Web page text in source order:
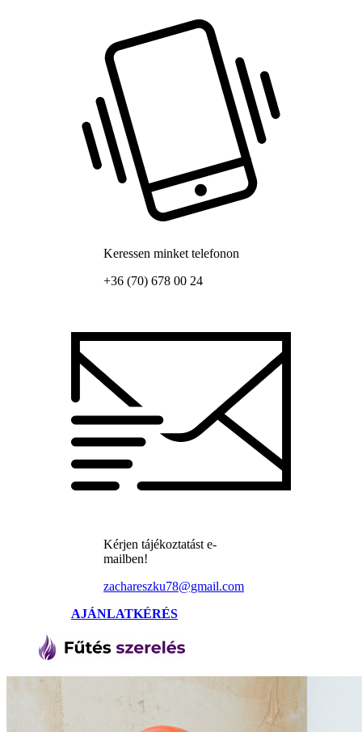
Keressen minket telefonon
+36 (70) 678 00 24
Kérjen tájékoztatást e-
mailben!
zachareszku78@gmail.com
AJÁNLATKÉRÉS